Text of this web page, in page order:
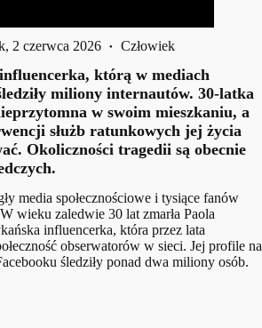
2 czerwca 2026 Człowiek
którą w mediach
miliony internautów. 30-latka
w swoim mieszkaniu, a
służb ratunkowych jej życia
Okoliczności tragedii są obecnie
media społecznościowe i tysiące fanów
wieku zaledwie 30 lat zmarła Paola
influencerka, która przez lata
obserwatorów w sieci. Jej profile na
śledziły ponad dwa miliony osób.